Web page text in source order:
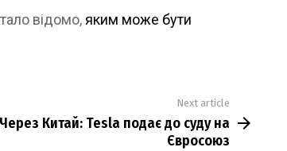
відомо, яким може бути
Next article
Через Китай: Tesla подає до суду на
Євросоюз